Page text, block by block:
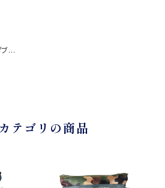
ル
テゴリの商品